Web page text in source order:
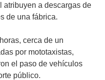
atribuyen a descargas de
de una fábrica.
cerca de un
por mototaxistas,
el paso de vehículos
público.